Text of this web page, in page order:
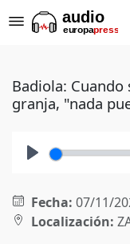
Badiola:
granja, "nada
Fecha: 07/11/
Localización: